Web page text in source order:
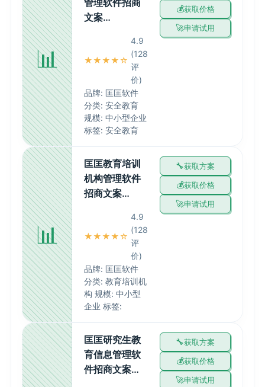
📊
管理软件招商
文案…
★★★★☆
4.9
(128
评
价)
品牌: 匡匡软件
分类: 安全教育
规模: 中小型企业
标签: 安全教育
获取价格
申请试用
📊
匡匡教育培训
机构管理软件
招商文案…
★★★★☆
4.9
(128
评
价)
品牌: 匡匡软件
分类: 教育培训机
构 规模: 中小型
企业 标签:
获取方案
获取价格
申请试用
匡匡研究生教
育信息管理软
件招商文案…
获取方案
获取价格
申请试用